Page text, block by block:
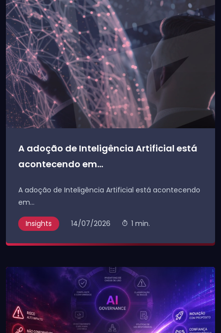
A adoção de Inteligência Artificial está
acontecendo em...
A adoção de Inteligência Artificial está acontecendo
em...
Insights 14/07/2026 1 min.